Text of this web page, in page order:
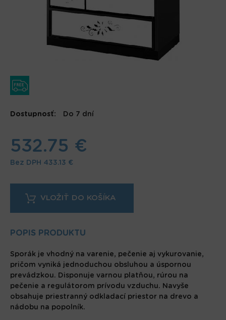
Dostupnosť: Do 7 dní
532.75 €
Bez DPH 433.13 €
POPIS PRODUKTU
Sporák je vhodný na varenie, pečenie aj vykurovanie,
pričom vyniká jednoduchou obsluhou a úspornou
prevádzkou. Disponuje varnou platňou, rúrou na
pečenie a regulátorom prívodu vzduchu. Navyše
obsahuje priestranný odkladací priestor na drevo a
nádobu na popolník.